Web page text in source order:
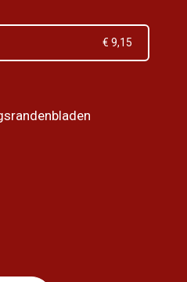
€ 9,15